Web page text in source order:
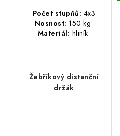
Počet stupňů: 4x3
Nosnost: 150 kg
Materiál: hliník
Žebříkový distanční
držák